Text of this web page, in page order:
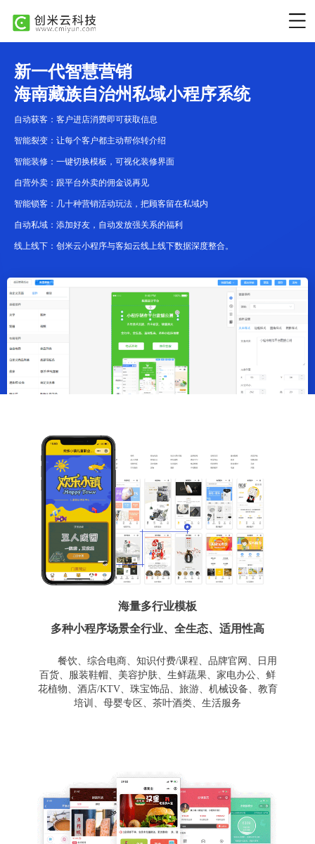
新一代智慧营销
海南藏族自治州私域小程序系统
自动获客：客户进店消费即可获取信息
智能裂变：让每个客户都主动帮你转介绍
智能装修：一键切换模板，可视化装修界面
自营外卖：跟平台外卖的佣金说再见
智能锁客：几十种营销活动玩法，把顾客留在私域内
自动私域：添加好友，自动发放强关系的福利
线上线下：创米云小程序与客如云线上线下数据深度整合。
海量多行业模板
多种小程序场景全行业、全生态、适用性高
餐饮、综合电商、知识付费/课程、品牌官网、日用
百货、服装鞋帽、美容护肤、生鲜蔬果、家电办公、鲜
花植物、酒店/KTV、珠宝饰品、旅游、机械设备、教育
培训、母婴专区、茶叶酒类、生活服务